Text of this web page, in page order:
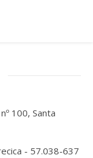
100, Santa
- 57.038-637